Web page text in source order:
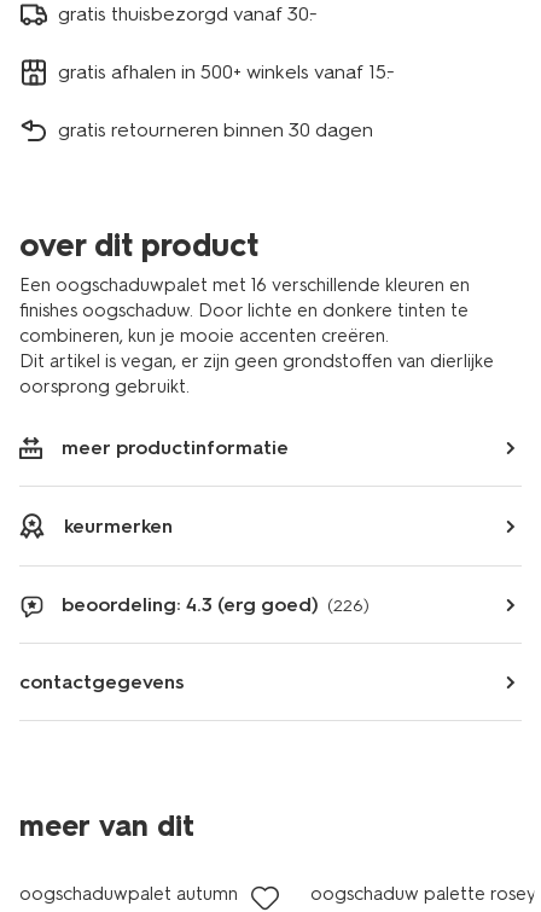
gratis thuisbezorgd vanaf 30.-
gratis afhalen in 500+ winkels vanaf 15.-
gratis retourneren binnen 30 dagen
over dit product
Een oogschaduwpalet met 16 verschillende kleuren en
finishes oogschaduw. Door lichte en donkere tinten te
combineren, kun je mooie accenten creëren.
Dit artikel is vegan, er zijn geen grondstoffen van dierlijke
oorsprong gebruikt.
meer productinformatie
keurmerken
beoordeling: 4.3 (erg goed) (226)
contactgegevens
meer van dit
vegan
oogschaduwpalet autumn oogschaduw palette rosey